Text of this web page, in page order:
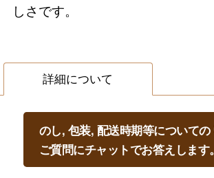
しさです。
詳細について
のし, 包装, 配送時期等についての
ご質問にチャットでお答えします。